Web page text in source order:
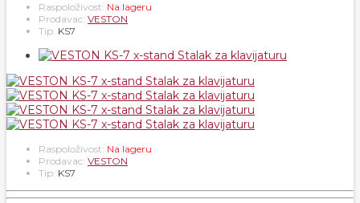
Raspoloživost: Na lageru
Prodavac: VESTON
Tip: KS7
Raspoloživost: Na lageru
Prodavac: VESTON
Tip: KS7